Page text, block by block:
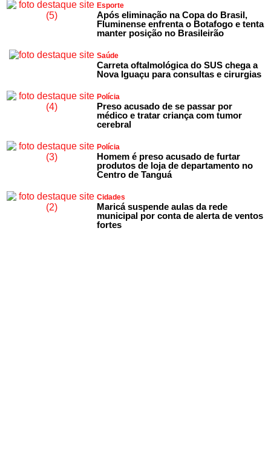
Esporte
Após eliminação na Copa do Brasil,
Fluminense enfrenta o Botafogo e tenta
manter posição no Brasileirão
Saúde
Carreta oftalmológica do SUS chega a
Nova Iguaçu para consultas e cirurgias
Polícia
Preso acusado de se passar por
médico e tratar criança com tumor
cerebral
Polícia
Homem é preso acusado de furtar
produtos de loja de departamento no
Centro de Tanguá
Cidades
Maricá suspende aulas da rede
municipal por conta de alerta de ventos
fortes